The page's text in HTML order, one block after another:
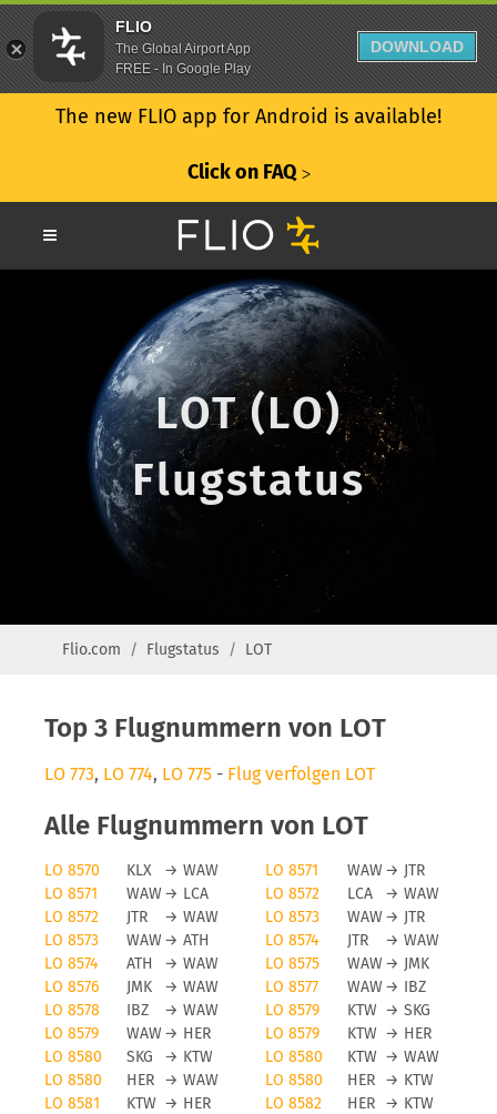
The new FLIO app for Android is available!
Click on FAQ ᐳ
LOT (LO)
Flugstatus
Flio.com Flugstatus LOT
Top 3 Flugnummern von LOT
LO 773, LO 774, LO 775 - Flug verfolgen LOT
Alle Flugnummern von LOT
LO 8570 KLX → WAW LO 8571 WAW→ JTR
LO 8571
WAW→ LCA LO 8572 LCA → WAW
LO 8572
JTR → WAW LO 8573 WAW→ JTR
LO 8573
WAW→ ATH LO 8574 JTR → WAW
LO 8574
ATH → WAW LO 8575 WAW→ JMK
LO 8576
JMK → WAW LO 8577 WAW→ IBZ
LO 8578
IBZ → WAW LO 8579 KTW → SKG
LO 8579
WAW→ HER LO 8579 KTW → HER
LO 8580
SKG → KTW LO 8580 KTW → WAW
LO 8580
HER → WAW LO 8580 HER → KTW
LO 8581
KTW → HER LO 8582 HER → KTW
FLIO
The Global Airport App
FREE - In Google Play
DOWNLOAD